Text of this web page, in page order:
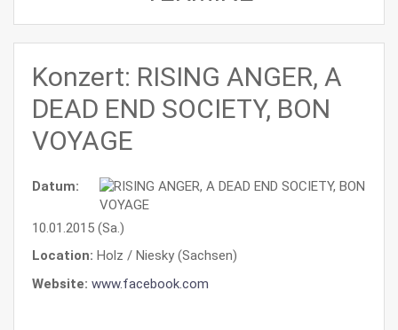
Konzert: RISING ANGER, A
DEAD END SOCIETY, BON
VOYAGE
Datum:
10.01.2015 (Sa.)
Location: Holz / Niesky (Sachsen)
Website: www.facebook.com